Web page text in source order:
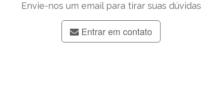
Envie-nos um email para tirar suas dúvidas
Entrar em contato